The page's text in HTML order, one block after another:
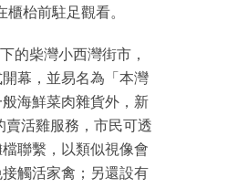
櫃枱前駐足觀看。
的柴灣小西灣街市，
幕，並易名為「本灣
海鮮菜肉雜貨外，新
賣活雞服務，市民可透
聯繫，以類似視像會
觸活家禽；另還設有